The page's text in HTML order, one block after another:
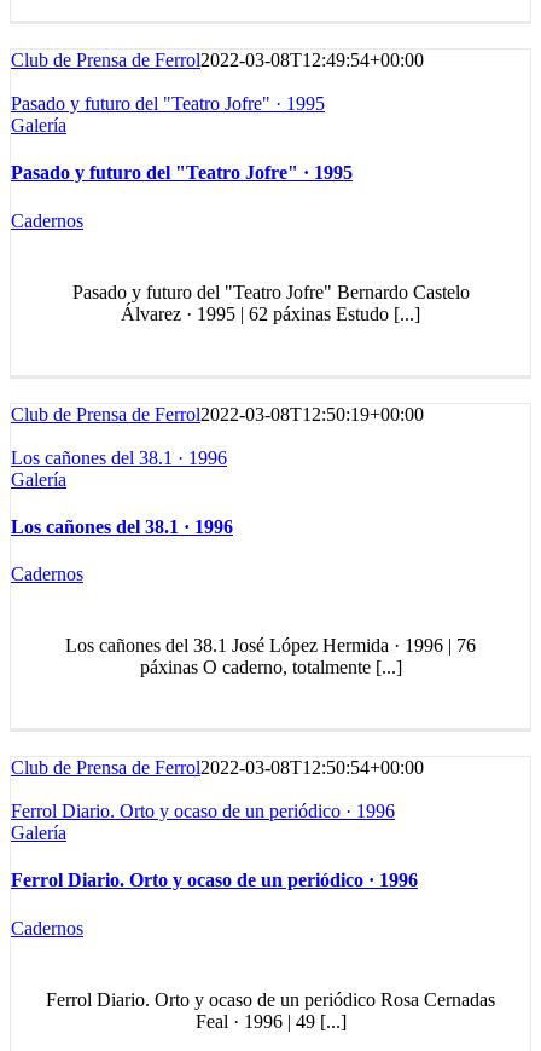
Club de Prensa de Ferrol2022-03-08T12:49:54+00:00
Pasado y futuro del "Teatro Jofre" · 1995
Galería
Pasado y futuro del "Teatro Jofre" · 1995
Cadernos
Pasado y futuro del "Teatro Jofre" Bernardo Castelo
Álvarez · 1995 | 62 páxinas Estudo [...]
Club de Prensa de Ferrol2022-03-08T12:50:19+00:00
Los cañones del 38.1 · 1996
Galería
Los cañones del 38.1 · 1996
Cadernos
Los cañones del 38.1 José López Hermida · 1996 | 76
páxinas O caderno, totalmente [...]
Club de Prensa de Ferrol2022-03-08T12:50:54+00:00
Ferrol Diario. Orto y ocaso de un periódico · 1996
Galería
Ferrol Diario. Orto y ocaso de un periódico · 1996
Cadernos
Ferrol Diario. Orto y ocaso de un periódico Rosa Cernadas
Feal · 1996 | 49 [...]